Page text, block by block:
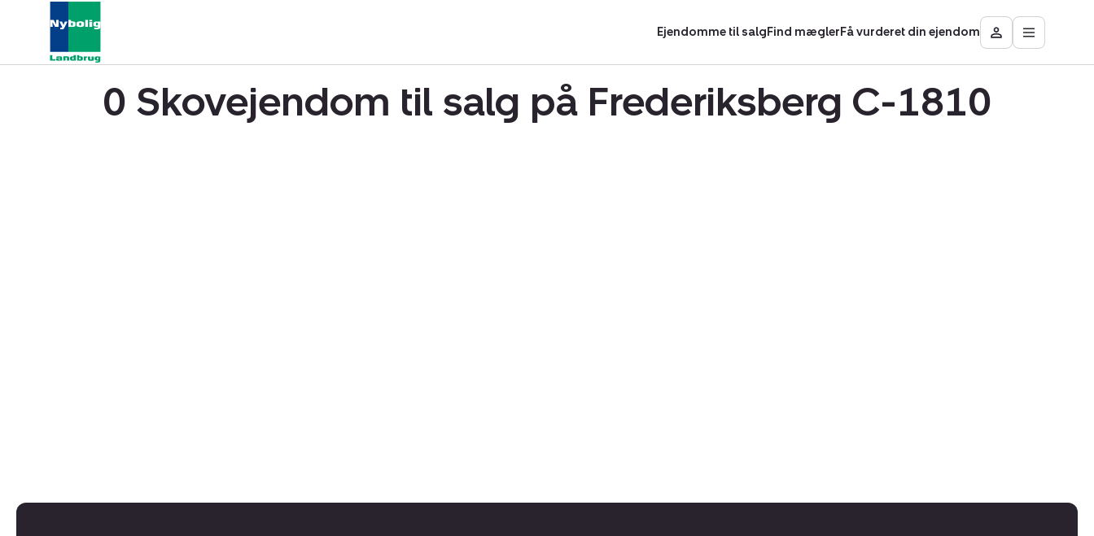
Ejendomme til salgFind mæglerFå vurderet din ejendom
Besøg
Mit
Åbn
0 Skovejendom til salg på Frederiksberg C-1810